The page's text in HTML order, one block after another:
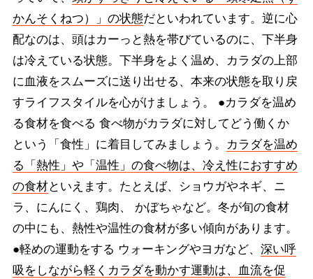
かんそくねつ）」の状態だといわれています。逆に心
配なのは、頭はカーっと熱を帯びているのに、下半身
は冷えている状態。下半身をよく温め、カラダの上部
に血液をスムーズに送り出せる、本来の状態を取り戻
すライフスタイルを心がけましょう。 ●カラダを温め
る食材を食べる 食べ物がカラダに対してどう働くか
という「食性」に着目してみましょう。
カラダを温め
る「熱性」や「温性」の食べ物は、冷え性におすすめ
の食材といえます。たとえば、ショウガやネギ、ニ
ラ、にんにく、鶏肉、 かぼちゃなど。冬が旬の食材
の中にも、熱性や温性の食材が多い傾向があります。
●軽めの運動をする ウォーキングやヨガなど、 深い呼
吸をしながら軽くカラダを動かす運動は、血流を促